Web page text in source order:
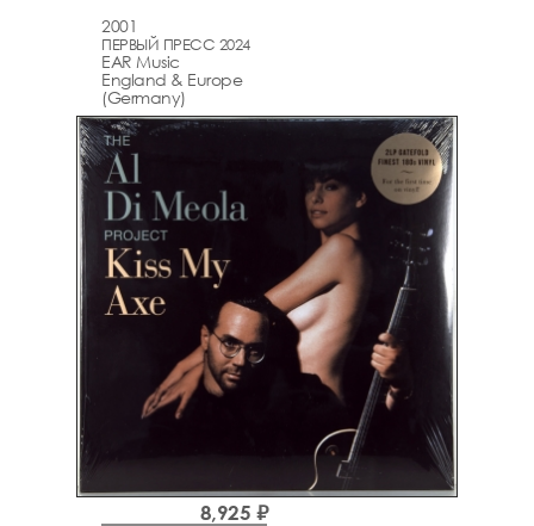
2001
ПЕРВЫЙ ПРЕСС 2024
EAR Music
England & Europe
(Germany)
8,925 ₽